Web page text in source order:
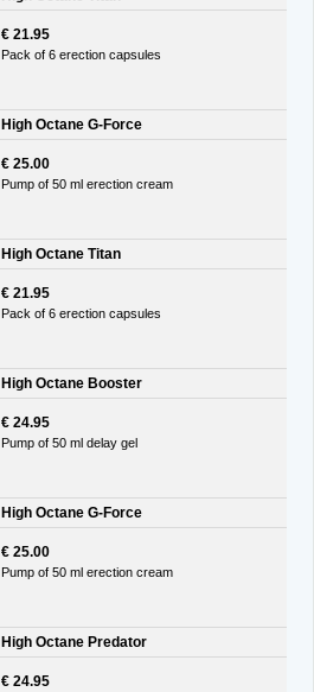
€ 21.95
Pack of 6 erection capsules
High Octane G-Force
€ 25.00
Pump of 50 ml erection cream
High Octane Titan
€ 21.95
Pack of 6 erection capsules
High Octane Booster
€ 24.95
Pump of 50 ml delay gel
High Octane G-Force
€ 25.00
Pump of 50 ml erection cream
High Octane Predator
€ 24.95